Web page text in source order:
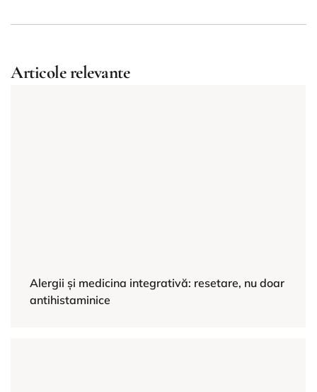
Articole relevante
Alergii și medicina integrativă: resetare, nu doar
antihistaminice